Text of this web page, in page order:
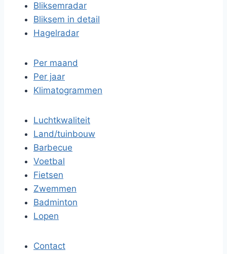
Bliksemradar
Bliksem in detail
Hagelradar
Per maand
Per jaar
Klimatogrammen
Luchtkwaliteit
Land/tuinbouw
Barbecue
Voetbal
Fietsen
Zwemmen
Badminton
Lopen
Contact